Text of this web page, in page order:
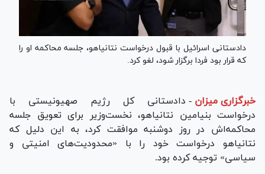
دادستانی اسرائیل با قبول درخواست نتانیاهو، جلسه محاکمه او را
که قرار بود فردا برگزار شود، لغو کرد.
خبرگزاری میزان - دادستانی کل رژیم صهیونیستی با
درخواست بنیامین نتانیاهو، نخست‌وزیر برای تعویق جلسه
محاکمه‌اش در روز دوشنبه موافقت کرد، به این دلیل که
نتانیاهو درخواست خود را با «محدودیت‌های امنیتی و
سیاسی» توجیه کرده بود.